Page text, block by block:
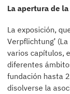
La apertura de
La exposición,
Verpflichtung’
varios capítulos,
diferentes
fundación hasta
disolverse la